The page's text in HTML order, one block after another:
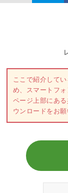
ここで紹介して
め、スマートフ
ページ上部にあ
ウンロードをお願